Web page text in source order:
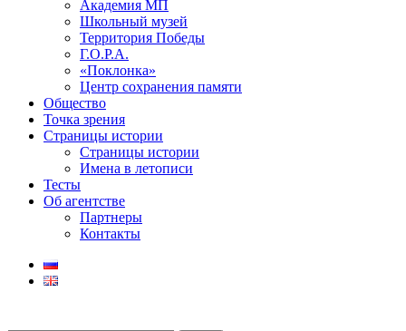
Академия МП
Школьный музей
Территория Победы
Г.О.Р.А.
«Поклонка»
Центр сохранения памяти
Общество
Точка зрения
Страницы истории
Страницы истории
Имена в летописи
Тесты
Об агентстве
Партнеры
Контакты